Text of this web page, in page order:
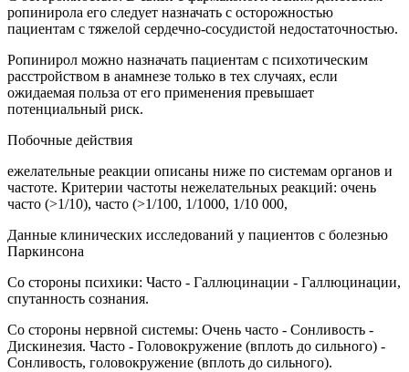
ропинирола его следует назначать с осторожностью
пациентам с тяжелой сердечно-сосудистой недостаточностью.
Ропинирол можно назначать пациентам с психотическим
расстройством в анамнезе только в тех случаях, если
ожидаемая польза от его применения превышает
потенциальный риск.
Побочные действия
ежелательные реакции описаны ниже по системам органов и
частоте. Критерии частоты нежелательных реакций: очень
часто (>1/10), часто (>1/100, 1/1000, 1/10 000,
Данные клинических исследований у пациентов с болезнью
Паркинсона
Со стороны психики: Часто - Галлюцинации - Галлюцинации,
спутанность сознания.
Со стороны нервной системы: Очень часто - Сонливость -
Дискинезия. Часто - Головокружение (вплоть до сильного) -
Сонливость, головокружение (вплоть до сильного).